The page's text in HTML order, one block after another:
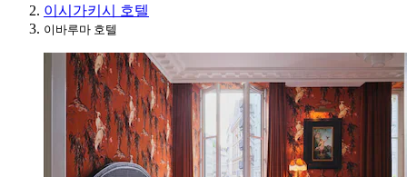
이시가키시 호텔
이바루마 호텔